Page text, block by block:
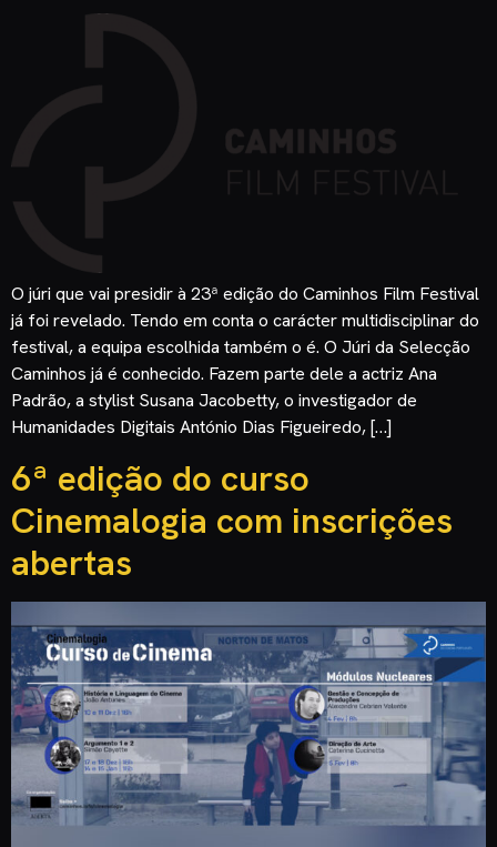
O júri que vai presidir à 23ª edição do Caminhos Film Festival
já foi revelado. Tendo em conta o carácter multidisciplinar do
festival, a equipa escolhida também o é. O Júri da Selecção
Caminhos já é conhecido. Fazem parte dele a actriz Ana
Padrão, a stylist Susana Jacobetty, o investigador de
Humanidades Digitais António Dias Figueiredo, […]
6ª edição do curso
Cinemalogia com inscrições
abertas